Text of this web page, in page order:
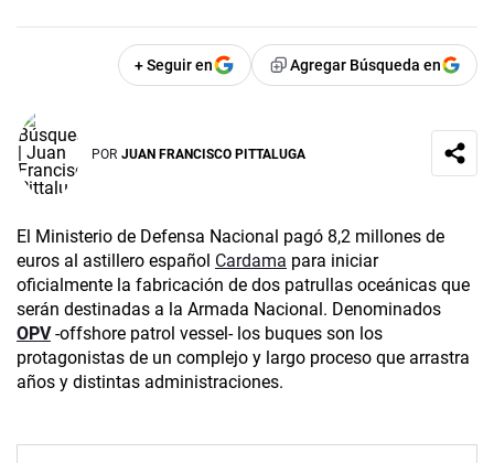
+ Seguir en Agregar Búsqueda en
POR JUAN FRANCISCO PITTALUGA
El Ministerio de Defensa Nacional pagó 8,2 millones de
euros al astillero español Cardama para iniciar
oficialmente la fabricación de dos patrullas oceánicas que
serán destinadas a la Armada Nacional. Denominados
OPV-offshore patrol vessel- los buques son los
protagonistas de un complejo y largo proceso que arrastra
años y distintas administraciones.